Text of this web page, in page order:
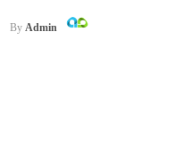
By Admin